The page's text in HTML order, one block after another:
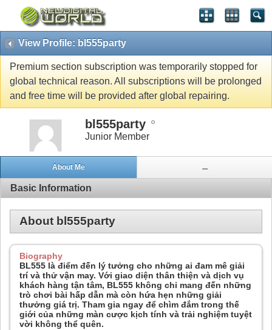
View Profile: bl555party
Premium section subscription was temporarily stopped for
global technical reason. All subscriptions will be prolonged
and free time will be provided after global repairing.
bl555party
Junior Member
About Me ...
Basic Information
About bl555party
Biography
BL555 là điểm đến lý tưởng cho những ai đam mê giải
trí và thử vận may. Với giao diện thân thiện và dịch vụ
khách hàng tận tâm, BL555 không chỉ mang đến những
trò chơi bài hấp dẫn mà còn hứa hẹn những giải
thưởng giá trị. Tham gia ngay để chìm đắm trong thế
giới của những màn cược kịch tính và trải nghiệm tuyệt
vời không thể quên.